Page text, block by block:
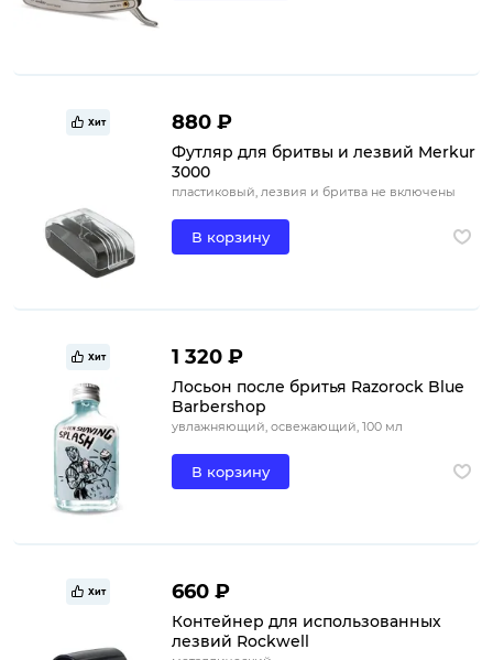
Хит 880 ₽
Футляр для бритвы и лезвий Merkur
3000
пластиковый, лезвия и бритва не включены
В корзину
Хит 1 320 ₽
Лосьон после бритья Razorock Blue
Barbershop
увлажняющий, освежающий, 100 мл
В корзину
Хит 660 ₽
Контейнер для использованных
лезвий Rockwell